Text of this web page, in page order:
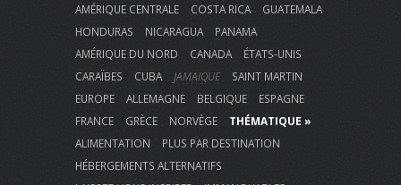
AMÉRIQUE CENTRALE
COSTA RICA
GUATEMALA
HONDURAS
NICARAGUA
PANAMA
AMÉRIQUE DU NORD
CANADA
ÉTATS-UNIS
CARAÏBES
CUBA JAMAIQUE
SAINT MARTIN
EUROPE
ALLEMAGNE BELGIQUE
ESPAGNE
FRANCE
GRÈCE NORVÈGE
THÉMATIQUE »
ALIMENTATION
PLUS PAR DESTINATION
HÉBERGEMENTS ALTERNATIFS